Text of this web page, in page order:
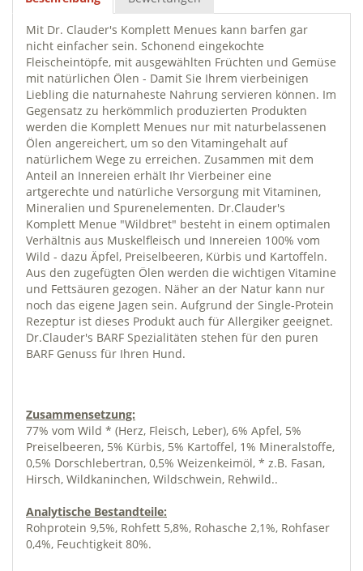
Mit Dr. Clauder's Komplett Menues kann barfen gar
nicht einfacher sein. Schonend eingekochte
Fleischeintöpfe, mit ausgewählten Früchten und Gemüse
mit natürlichen Ölen - Damit Sie Ihrem vierbeinigen
Liebling die naturnaheste Nahrung servieren können. Im
Gegensatz zu herkömmlich produzierten Produkten
werden die Komplett Menues nur mit naturbelassenen
Ölen angereichert, um so den Vitamingehalt auf
natürlichem Wege zu erreichen. Zusammen mit dem
Anteil an Innereien erhält Ihr Vierbeiner eine
artgerechte und natürliche Versorgung mit Vitaminen,
Mineralien und Spurenelementen. Dr.Clauder's
Komplett Menue "Wildbret" besteht in einem optimalen
Verhältnis aus Muskelfleisch und Innereien 100% vom
Wild - dazu Äpfel, Preiselbeeren, Kürbis und Kartoffeln.
Aus den zugefügten Ölen werden die wichtigen Vitamine
und Fettsäuren gezogen. Näher an der Natur kann nur
noch das eigene Jagen sein. Aufgrund der Single-Protein
Rezeptur ist dieses Produkt auch für Allergiker geeignet.
Dr.Clauder's BARF Spezialitäten stehen für den puren
BARF Genuss für Ihren Hund.
Zusammensetzung:
77% vom Wild * (Herz, Fleisch, Leber), 6% Apfel, 5%
Preiselbeeren, 5% Kürbis, 5% Kartoffel, 1% Mineralstoffe,
0,5% Dorschlebertran, 0,5% Weizenkeimöl, * z.B. Fasan,
Hirsch, Wildkaninchen, Wildschwein, Rehwild..
Analytische Bestandteile:
Rohprotein 9,5%, Rohfett 5,8%, Rohasche 2,1%, Rohfaser
0,4%, Feuchtigkeit 80%.